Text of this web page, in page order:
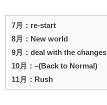
7月：re-start
8月：New world
9月：deal with the changes
10月：–(Back to Normal)
11月：Rush